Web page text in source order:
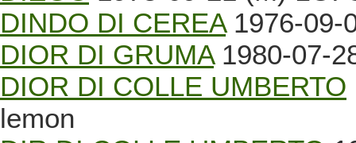
DINDO DI CEREA1976-09-
DIOR DI GRUMA1980-07-
DIOR DI COLLE UMBERTO
lemon